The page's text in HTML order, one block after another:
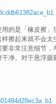
的是「橡皮擦」
擦起来就不会太
非常注意细节，
净。对于悬浮摄